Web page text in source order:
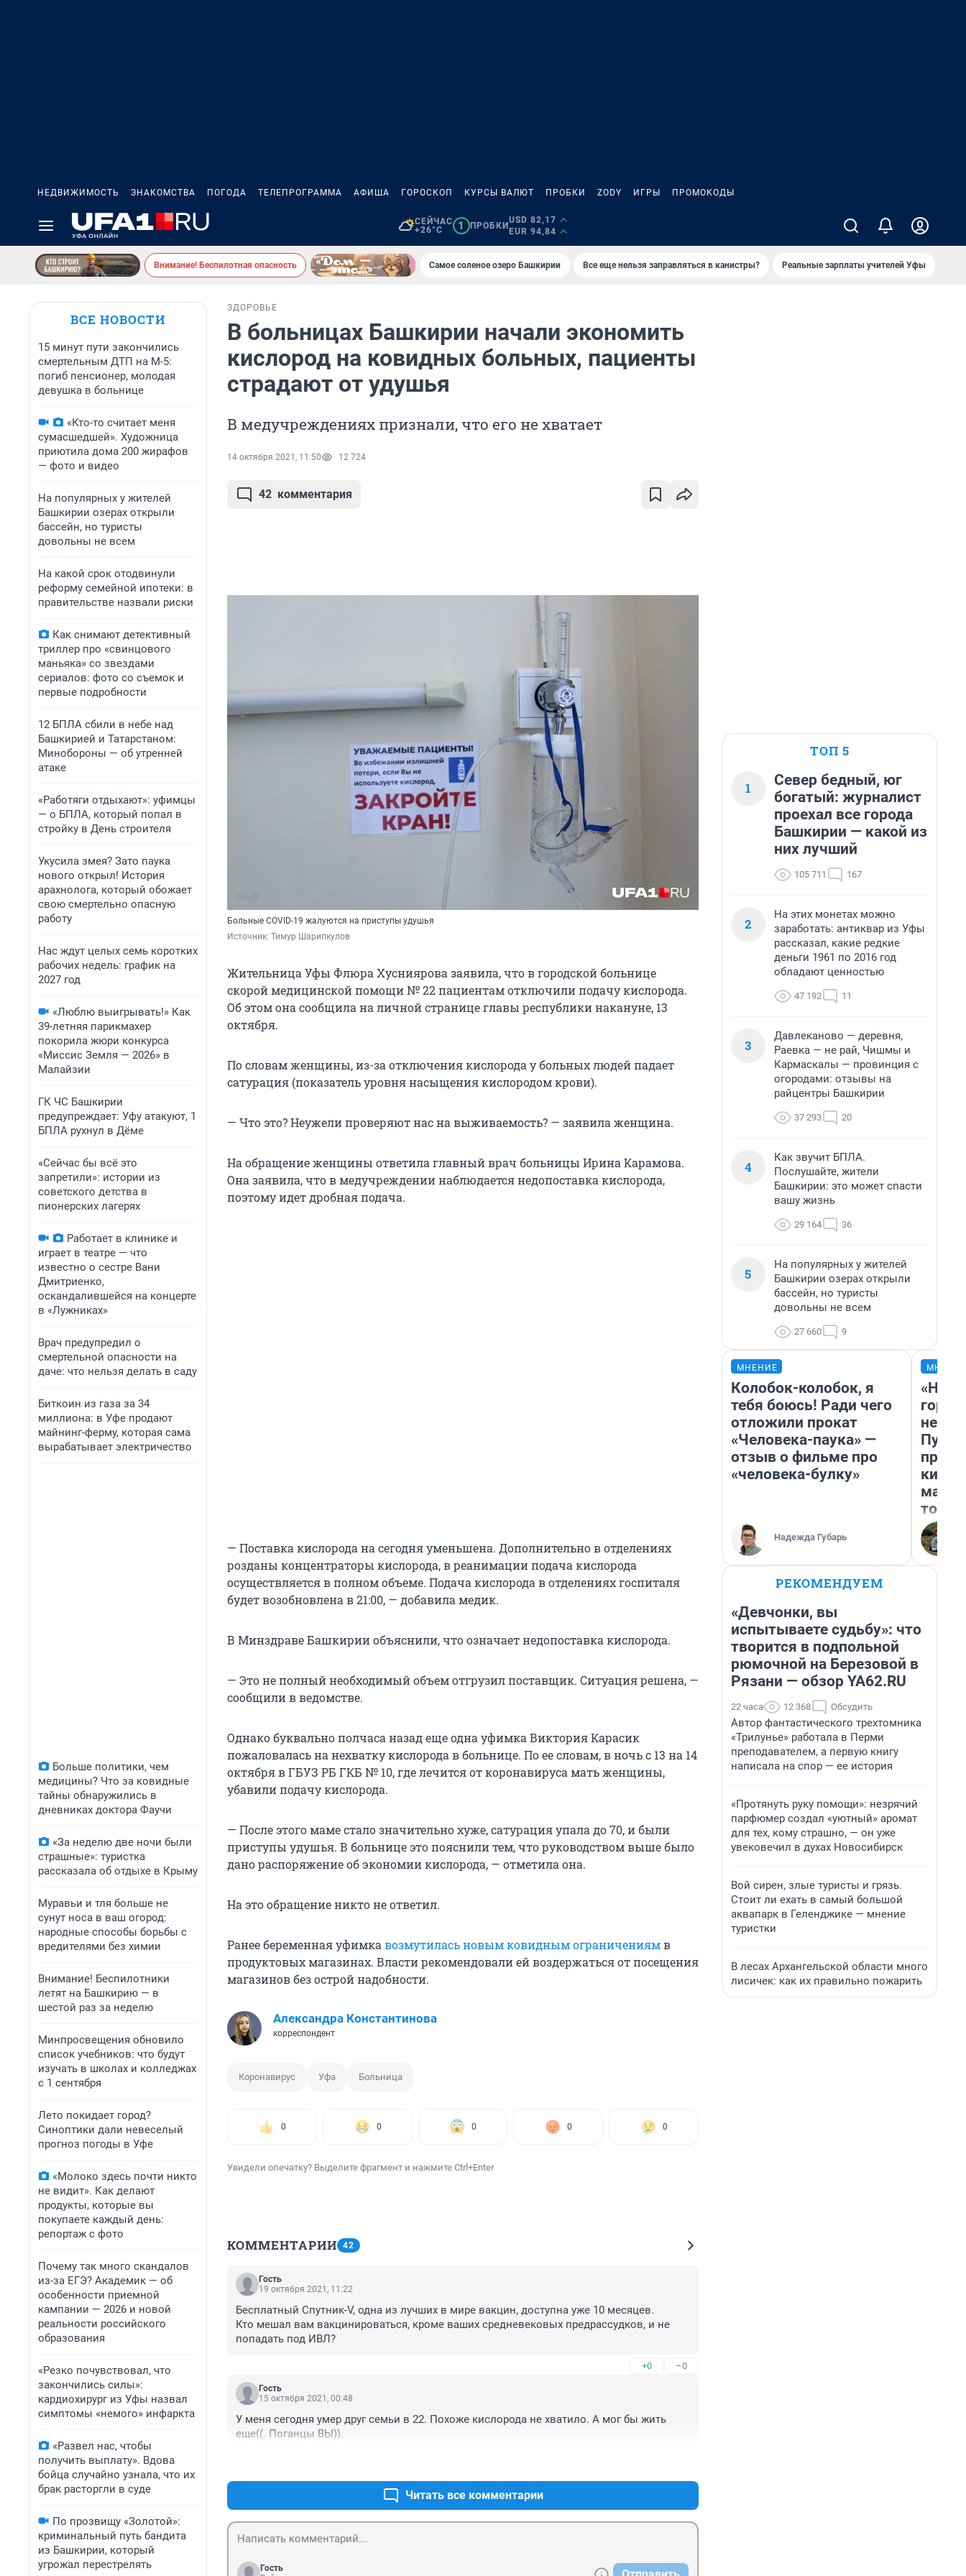
НЕДВИЖИМОСТЬ ЗНАКОМСТВА ПОГОДА ТЕЛЕПРОГРАММА АФИША ГОРОСКОП КУРСЫ ВАЛЮТ ПРОБКИ ZODY ИГРЫ ПРОМОКОДЫ
СЕЙЧАС
+26°C
1 ПРОБКИ
USD 82,17
EUR 94,84
Внимание! Беспилотная опасность Самое соленое озеро Башкирии Все еще нельзя заправляться в канистры? Реальные зарплаты учителей Уфы
ВСЕ НОВОСТИ
15 минут пути закончились
смертельным ДТП на М-5:
погиб пенсионер, молодая
девушка в больнице
«Кто-то считает меня
сумасшедшей». Художница
приютила дома 200 жирафов
— фото и видео
На популярных у жителей
Башкирии озерах открыли
бассейн, но туристы
довольны не всем
На какой срок отодвинули
реформу семейной ипотеки: в
правительстве назвали риски
Как снимают детективный
триллер про «свинцового
маньяка» со звездами
сериалов: фото со съемок и
первые подробности
12 БПЛА сбили в небе над
Башкирией и Татарстаном:
Минобороны — об утренней
атаке
«Работяги отдыхают»: уфимцы
— о БПЛА, который попал в
стройку в День строителя
Укусила змея? Зато паука
нового открыл! История
арахнолога, который обожает
свою смертельно опасную
работу
Нас ждут целых семь коротких
рабочих недель: график на
2027 год
«Люблю выигрывать!» Как
39-летняя парикмахер
покорила жюри конкурса
«Миссис Земля — 2026» в
Малайзии
ГК ЧС Башкирии
предупреждает: Уфу атакуют, 1
БПЛА рухнул в Дёме
«Сейчас бы всё это
запретили»: истории из
советского детства в
пионерских лагерях
Работает в клинике и
играет в театре — что
известно о сестре Вани
Дмитриенко,
оскандалившейся на концерте
в «Лужниках»
Врач предупредил о
смертельной опасности на
даче: что нельзя делать в саду
Биткоин из газа за 34
миллиона: в Уфе продают
майнинг-ферму, которая сама
вырабатывает электричество
Больше политики, чем
медицины? Что за ковидные
тайны обнаружились в
дневниках доктора Фаучи
«За неделю две ночи были
страшные»: туристка
рассказала об отдыхе в Крыму
Муравьи и тля больше не
сунут носа в ваш огород:
народные способы борьбы с
вредителями без химии
Внимание! Беспилотники
летят на Башкирию — в
шестой раз за неделю
Минпросвещения обновило
список учебников: что будут
изучать в школах и колледжах
с 1 сентября
Лето покидает город?
Синоптики дали невеселый
прогноз погоды в Уфе
«Молоко здесь почти никто
не видит». Как делают
продукты, которые вы
покупаете каждый день:
репортаж с фото
Почему так много скандалов
из-за ЕГЭ? Академик — об
особенности приемной
кампании — 2026 и новой
реальности российского
образования
«Резко почувствовал, что
закончились силы»:
кардиохирург из Уфы назвал
симптомы «немого» инфаркта
«Развел нас, чтобы
получить выплату». Вдова
бойца случайно узнала, что их
брак расторгли в суде
По прозвищу «Золотой»:
криминальный путь бандита
из Башкирии, который
угрожал перестрелять
ЗДОРОВЬЕ
В больницах Башкирии начали экономить
кислород на ковидных больных, пациенты
страдают от удушья
В медучреждениях признали, что его не хватает
14 октября 2021, 11:50 12 724
42 комментария
Больные COVID-19 жалуются на приступы удушья
Источник: Тимур Шарипкулов
Жительница Уфы Флюра Хусниярова заявила, что в городской больнице
скорой медицинской помощи № 22 пациентам отключили подачу кислорода.
Об этом она сообщила на личной странице главы республики накануне, 13
октября.
По словам женщины, из-за отключения кислорода у больных людей падает
сатурация (показатель уровня насыщения кислородом крови).
— Что это? Неужели проверяют нас на выживаемость? — заявила женщина.
На обращение женщины ответила главный врач больницы Ирина Карамова.
Она заявила, что в медучреждении наблюдается недопоставка кислорода,
поэтому идет дробная подача.
— Поставка кислорода на сегодня уменьшена. Дополнительно в отделениях
розданы концентраторы кислорода, в реанимации подача кислорода
осуществляется в полном объеме. Подача кислорода в отделениях госпиталя
будет возобновлена в 21:00, — добавила медик.
В Минздраве Башкирии объяснили, что означает недопоставка кислорода.
— Это не полный необходимый объем отгрузил поставщик. Ситуация решена, —
сообщили в ведомстве.
Однако буквально полчаса назад еще одна уфимка Виктория Карасик
пожаловалась на нехватку кислорода в больнице. По ее словам, в ночь с 13 на 14
октября в ГБУЗ РБ ГКБ № 10, где лечится от коронавируса мать женщины,
убавили подачу кислорода.
— После этого маме стало значительно хуже, сатурация упала до 70, и были
приступы удушья. В больнице это пояснили тем, что руководством выше было
дано распоряжение об экономии кислорода, — отметила она.
На это обращение никто не ответил.
Ранее беременная уфимка возмутилась новым ковидным ограничениямв
продуктовых магазинах. Власти рекомендовали ей воздержаться от посещения
магазинов без острой надобности.
Александра Константинова
корреспондент
Коронавирус Уфа Больница
0 0 0 0 0
Увидели опечатку? Выделите фрагмент и нажмите Ctrl+Enter
КОММЕНТАРИИ 42
Гость
19 октября 2021, 11:22
Бесплатный Спутник-V, одна из лучших в мире вакцин, доступна уже 10 месяцев.
Кто мешал вам вакцинироваться, кроме ваших средневековых предрассудков, и не
попадать под ИВЛ?
+0 –0
Гость
15 октября 2021, 00:48
У меня сегодня умер друг семьи в 22. Похоже кислорода не хватило. А мог бы жить
еще((. Поганцы ВЫ)).
Читать все комментарии
Гость
ТОП 5
1
Север бедный, юг
богатый: журналист
проехал все города
Башкирии — какой из
них лучший
105 711 167
2
На этих монетах можно
заработать: антиквар из Уфы
рассказал, какие редкие
деньги 1961 по 2016 год
обладают ценностью
47 192 11
3
Давлеканово — деревня,
Раевка — не рай, Чишмы и
Кармаскалы — провинция с
огородами: отзывы на
райцентры Башкирии
37 293 20
4
Как звучит БПЛА.
Послушайте, жители
Башкирии: это может спасти
вашу жизнь
29 164 36
5
На популярных у жителей
Башкирии озерах открыли
бассейн, но туристы
довольны не всем
27 660 9
МНЕНИЕ
Колобок-колобок, я
тебя боюсь! Ради чего
отложили прокат
«Человека-паука» —
отзыв о фильме про
«человека-булку»
Надежда Губарь
«Нет
того
РЕКОМЕНДУЕМ
«Девчонки, вы
испытываете судьбу»: что
творится в подпольной
рюмочной на Березовой в
Рязани — обзор YA62.RU
22 часа 12 368 Обсудить
Автор фантастического трехтомника
«Трилунье» работала в Перми
преподавателем, а первую книгу
написала на спор — ее история
«Протянуть руку помощи»: незрячий
парфюмер создал «уютный» аромат
для тех, кому страшно, — он уже
увековечил в духах Новосибирск
Вой сирен, злые туристы и грязь.
Стоит ли ехать в самый большой
аквапарк в Геленджике — мнение
туристки
В лесах Архангельской области много
лисичек: как их правильно пожарить